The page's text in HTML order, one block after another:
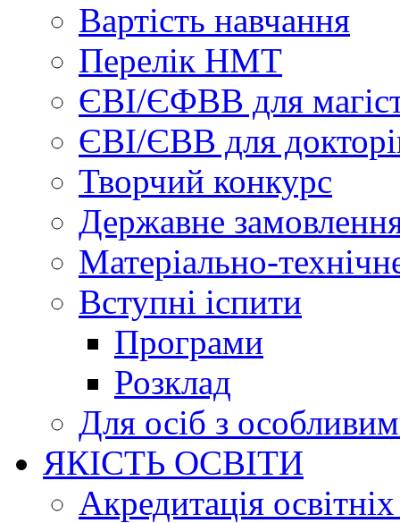
Вартість навчання
Перелік НМТ
ЄВІ/ЄФВВ для
ЄВІ/ЄВВ для
Творчий конкурс
Державне
Матеріально-
Вступні іспити
Програми
Розклад
Для осіб з
ЯКІСТЬ ОСВІТИ
Акредитація